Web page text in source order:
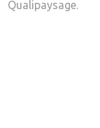
Qualipaysage.